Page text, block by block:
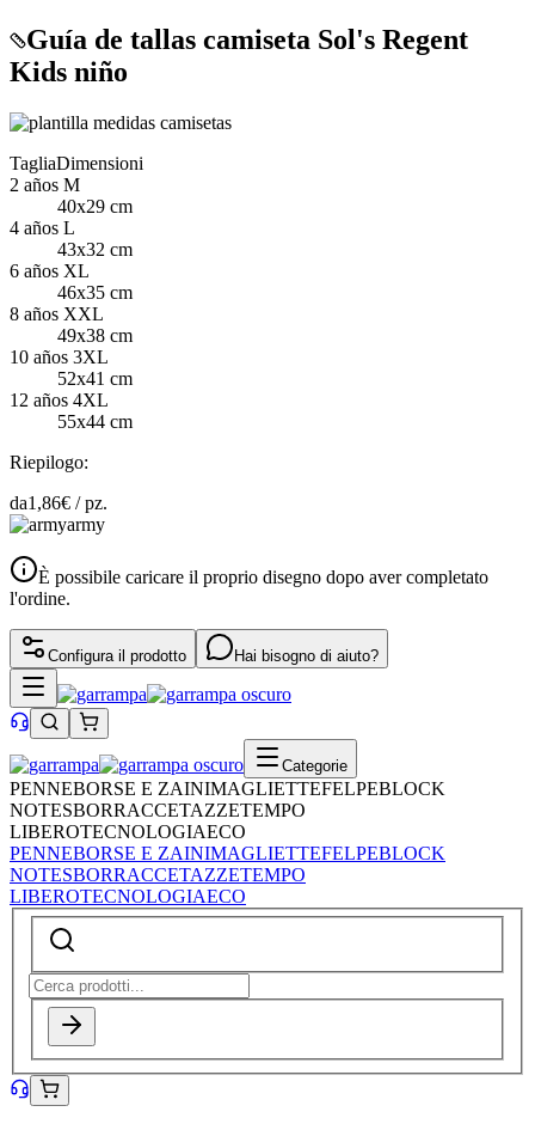
Guía de tallas camiseta Sol's Regent
Kids niño
TagliaDimensioni
2 años M
40x29 cm
4 años L
43x32 cm
6 años XL
46x35 cm
8 años XXL
49x38 cm
10 años 3XL
52x41 cm
12 años 4XL
55x44 cm
Riepilogo:
da1,86€ /pz.
army
È possibile caricare il proprio disegno dopo aver completato
l'ordine.
Configura il prodotto Hai bisogno di aiuto?
Categorie
PENNEBORSE E ZAINIMAGLIETTEFELPEBLOCK
NOTESBORRACCETAZZETEMPO
LIBEROTECNOLOGIAECO
PENNEBORSE E ZAINIMAGLIETTEFELPEBLOCK
NOTESBORRACCETAZZETEMPO
LIBEROTECNOLOGIAECO